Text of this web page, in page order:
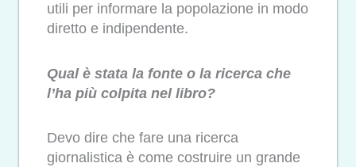
utili per informare la popolazione in modo
diretto e indipendente.
Qual è stata la fonte o la ricerca che
l’ha più colpita nel libro?
Devo dire che fare una ricerca
giornalistica è come costruire un grande